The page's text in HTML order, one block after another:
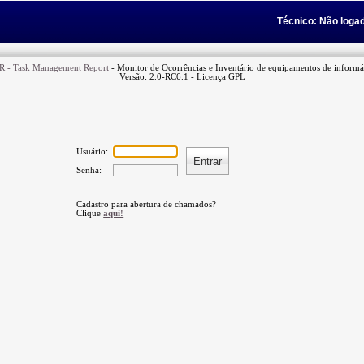
Técnico: Não
Usuário:
Senha:
Cadastro para abertura de chamados?
Cliqueaqui!
- Task Management Report - Monitor de Ocorrências e Inventário de equipamentos de
Versão: 2.0-RC6.1 - Licença GPL